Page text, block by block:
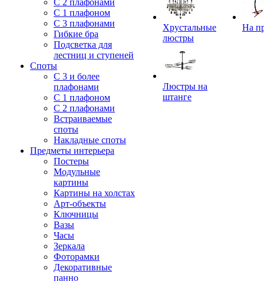
С 2 плафонами
С 1 плафоном
С 3 плафонами
Гибкие бра
Подсветка для
лестниц и ступеней
Споты
С 3 и более
плафонами
С 1 плафоном
С 2 плафонами
Встраиваемые
споты
Накладные споты
Предметы интерьера
Постеры
Модульные
картины
Картины на холстах
Арт-объекты
Ключницы
Вазы
Часы
Зеркала
Фоторамки
Декоративные
панно
Хрустальные
люстры
Люстры на
штанге
На